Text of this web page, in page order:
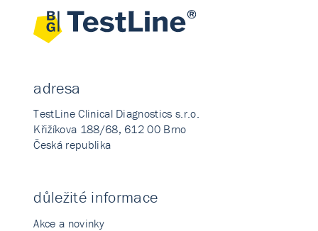
adresa
TestLine Clinical Diagnostics s.r.o.
Křižíkova 188/68, 612 00 Brno
Česká republika
důležité informace
Akce a novinky